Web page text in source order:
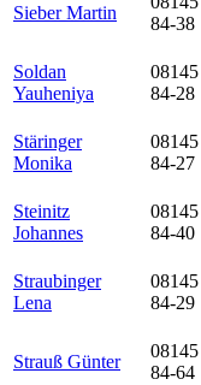
Sieber Martin
84-38
Soldan
Yauheniya
08145
84-28
Stäringer
Monika
08145
84-27
Steinitz
Johannes
08145
84-40
Straubinger
Lena
08145
84-29
Strauß Günter
08145
84-64